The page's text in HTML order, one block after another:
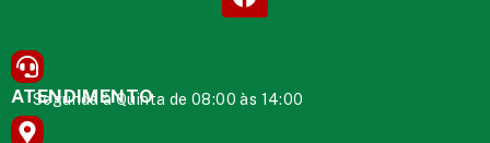
ATENDIMENTO
Segunda à Quinta de 08:00 às 14:00